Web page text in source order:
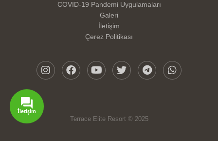
COVID-19 Pandemi Uygulamaları
Galeri
İletişim
Çerez Politikası
Terrace Elite Resort © 2025
İletişim